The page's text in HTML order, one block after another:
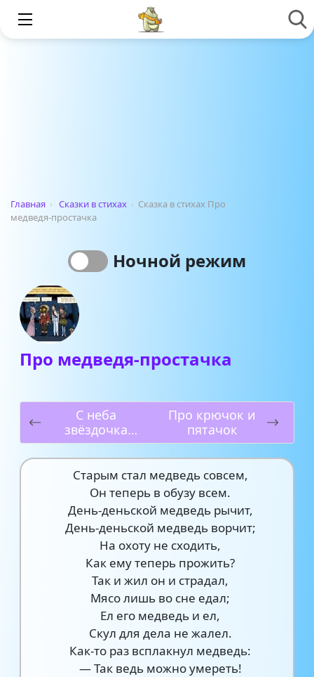
Главная › Сказки в стихах › Сказка в стихах Про
медведя-простачка
Ночной режим
Про медведя-простачка
С неба
звёздочка
упала
Про крючок и
пятачок
Старым стал медведь совсем,
Он теперь в обузу всем.
День-деньской медведь рычит,
День-деньской медведь ворчит;
На охоту не сходить,
Как ему теперь прожить?
Так и жил он и страдал,
Мясо лишь во сне едал;
Ел его медведь и ел,
Скул для дела не жалел.
Как-то раз всплакнул медведь:
— Так ведь можно умереть!